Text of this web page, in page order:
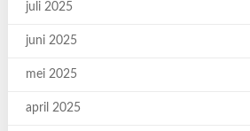
juli 2025
juni 2025
mei 2025
april 2025